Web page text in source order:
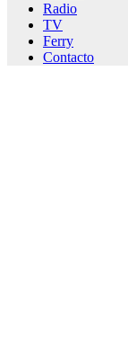
Radio
TV
Ferry
Contacto